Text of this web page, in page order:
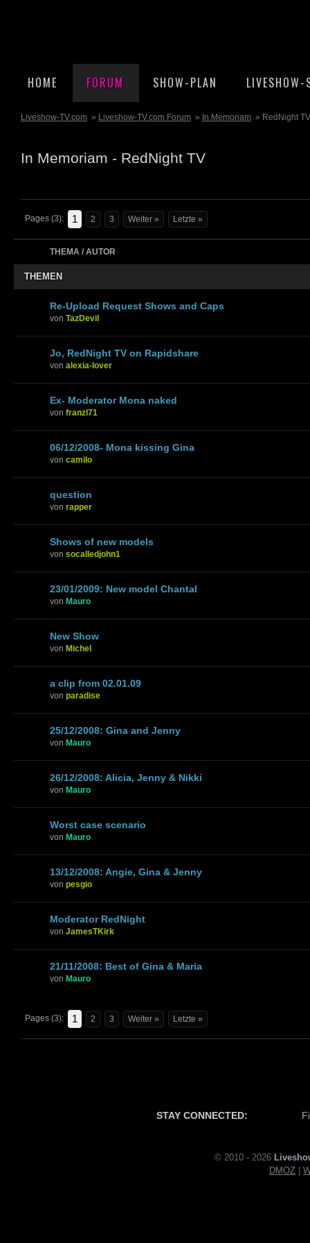
HOME FORUM SHOW-PLAN LIVESHOW-
Liveshow-TV.com » Liveshow-TV.com Forum » In Memoriam » RedNight TV
In Memoriam - RedNight TV
Pages (3): 1 2 3 Weiter » Letzte »
THEMA / AUTOR
THEMEN
Re-Upload Request Shows and Caps
von TazDevil
Jo, RedNight TV on Rapidshare
von alexia-lover
Ex- Moderator Mona naked
von franzl71
06/12/2008- Mona kissing Gina
von camilo
question
von rapper
Shows of new models
von socalledjohn1
23/01/2009: New model Chantal
von Mauro
New Show
von Michel
a clip from 02.01.09
von paradise
25/12/2008: Gina and Jenny
von Mauro
26/12/2008: Alicia, Jenny & Nikki
von Mauro
Worst case scenario
von Mauro
13/12/2008: Angie, Gina & Jenny
von pesgio
Moderator RedNight
von JamesTKirk
21/11/2008: Best of Gina & Maria
von Mauro
Pages (3): 1 2 3 Weiter » Letzte »
STAY CONNECTED:
© 2010 - 2026
DMOZ